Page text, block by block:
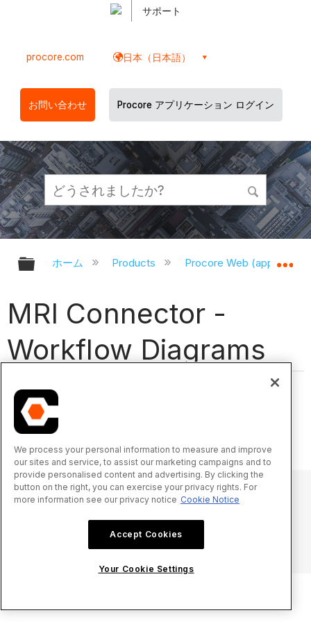
サポート
procore.com 日本（日本語）
お問い合わせ Procore アプリケーション ログイン
グローバル階層を展開/折りたたむ
ホーム Products Procore Web
MRI Connector -
Workflow Diagrams
© 2025 Procore Technologies, Inc.
We process your personal information to measure and improve
our sites and service, to assist our marketing campaigns and to
provide personalised content and advertising. By clicking the
button on the right, you can exercise your privacy rights. For
more information see our privacy notice Cookie Notice
Accept Cookies
Your Cookie Settings